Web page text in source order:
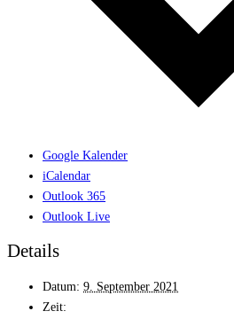
Google Kalender
iCalendar
Outlook 365
Outlook Live
Details
Datum: 9. September 2021
Zeit: